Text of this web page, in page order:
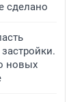
сделано
новых